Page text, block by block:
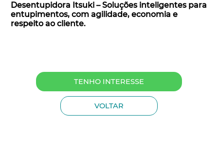
Desentupidora Itsuki – Soluções inteligentes para
entupimentos, com agilidade, economia e
respeito ao cliente.
TENHO INTERESSE
VOLTAR